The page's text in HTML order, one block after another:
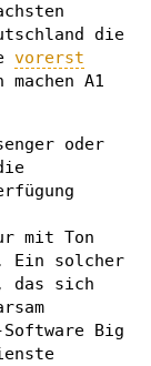
die
vorerst
A1
oder
mit Ton
Ein solcher
das sich
Big